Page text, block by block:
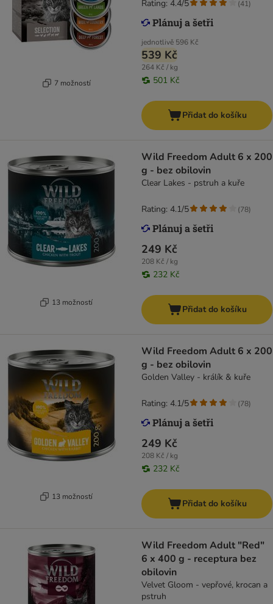
7 možností
jednotlivě 596 Kč
539 Kč
264 Kč / kg
501 Kč
Rating: 4.4/5 (41)
Přidat do košíku
13 možností
Wild Freedom Adult 6 x 200
g - bez obilovin
Clear Lakes - pstruh a kuře
249 Kč
208 Kč / kg
232 Kč
Rating: 4.1/5 (78)
Přidat do košíku
13 možností
Wild Freedom Adult 6 x 200
g - bez obilovin
Golden Valley - králík & kuře
249 Kč
208 Kč / kg
232 Kč
Rating: 4.1/5 (78)
Přidat do košíku
Wild Freedom Adult "Red"
6 x 400 g - receptura bez
obilovin
Velvet Gloom - vepřové, krocan a
pstruh